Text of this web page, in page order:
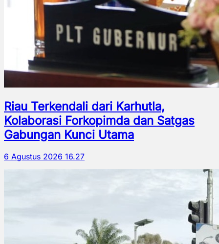
Riau Terkendali dari Karhutla,
Kolaborasi Forkopimda dan Satgas
Gabungan Kunci Utama
6 Agustus 2026 16.27